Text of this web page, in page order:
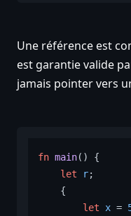
Une référence est
est garantie valide
jamais pointer vers
fn main() {
let
r;
    {
let
x =